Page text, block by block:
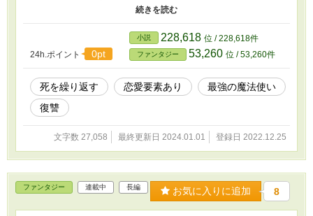
うそのはずだった。主人公はアクアマリンなのだ。主人公がこの先
どうなるのかは読んでからのお楽しみ。
24h.ポイント 0pt
小説 228,618 位 / 228,618件
ファンタジー 53,260 位 / 53,260件
死を繰り返す 恋愛要素あり
最強の魔法使い
復讐
文字数 27,058 最終更新日 2024.01.01 登録日 2022.12.25
ファンタジー 連載中 長編 お気に入りに追加 8